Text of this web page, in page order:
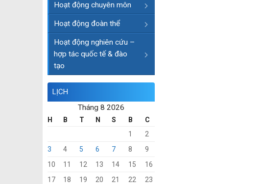
Hoạt động chuyên môn
Hoạt động đoàn thể
Hoạt động nghiên cứu –
hợp tác quốc tế & đào
tạo
LỊCH
Tháng 8 2026
H B T N S B
C
1
2
3
4 5 6 7 8
9
10
11 12 13 14 15
16
17
18 19 20 21 22
23